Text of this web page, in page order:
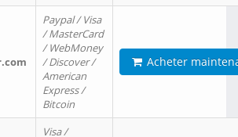
Paypal / Visa
/ MasterCard
/ WebMoney
/ Discover /
American
Express /
Bitcoin
Acheter
Visa /